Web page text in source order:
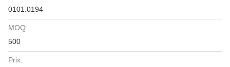
0101.0194
MOQ:
500
Prix: